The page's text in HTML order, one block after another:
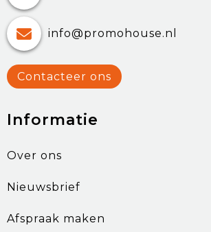
info@promohouse.nl
Contacteer ons
Informatie
Over ons
Nieuwsbrief
Afspraak maken